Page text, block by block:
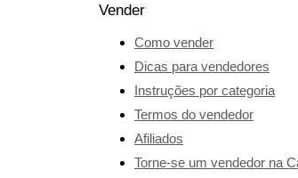
Vender
Como vender
Dicas para vendedores
Instruções por categoria
Termos do vendedor
Afiliados
Torne-se um vendedor na